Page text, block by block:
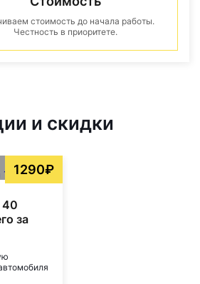
стоимость до начала работы.
Честность в приоритете.
и скидки
1290₽
40
за